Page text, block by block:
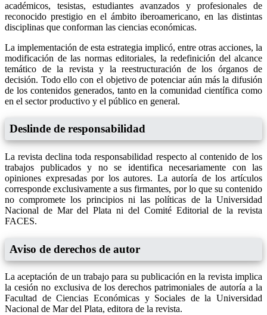
académicos, tesistas, estudiantes avanzados y profesionales de
reconocido prestigio en el ámbito iberoamericano, en las distintas
disciplinas que conforman las ciencias económicas.
La implementación de esta estrategia implicó, entre otras acciones, la
modificación de las normas editoriales, la redefinición del alcance
temático de la revista y la reestructuración de los órganos de
decisión. Todo ello con el objetivo de potenciar aún más la difusión
de los contenidos generados, tanto en la comunidad científica como
en el sector productivo y el público en general.
Deslinde de responsabilidad
La revista declina toda responsabilidad respecto al contenido de los
trabajos publicados y no se identifica necesariamente con las
opiniones expresadas por los autores. La autoría de los artículos
corresponde exclusivamente a sus firmantes, por lo que su contenido
no compromete los principios ni las políticas de la Universidad
Nacional de Mar del Plata ni del Comité Editorial de la revista
FACES.
Aviso de derechos de autor
La aceptación de un trabajo para su publicación en la revista implica
la cesión no exclusiva de los derechos patrimoniales de autoría a la
Facultad de Ciencias Económicas y Sociales de la Universidad
Nacional de Mar del Plata, editora de la revista.